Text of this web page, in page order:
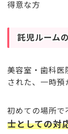
得意な方
託児ルーム
美容室・歯科医
された、一時預
初めての場所で
士としての対